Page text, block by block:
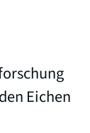
Eichen